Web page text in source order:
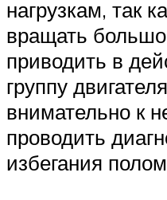
нагрузкам, так
вращать
приводить в
группу
внимательно к
проводить
избегания